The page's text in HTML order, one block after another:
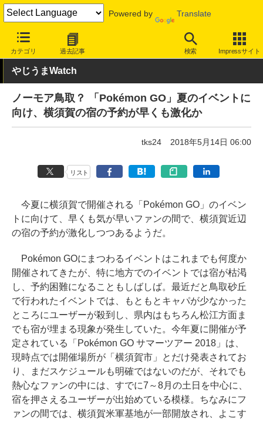
Powered by Translate
カテゴリ 過去記事 検索 Impressサイト
INTERNET Watch トピック
やじうまWatch
ノーモア鳥取？ 「Pokémon GO」夏のイベントに
向け、横須賀の宿の予約が早くも激化か
tks24 2018年5月14日 06:00
リスト
今夏に横須賀で開催される「Pokémon GO」のイベン
トに向けて、早くも気が早いファンの間で、横須賀近辺
の宿の予約が激化しつつあるようだ。
Pokémon GOにまつわるイベントはこれまでも何度か
開催されてきたが、特に地方でのイベントでは宿が枯渇
し、予約困難になることもしばしば。最近だと鳥取砂丘
で行われたイベントでは、もともとキャパが少なかった
ところにユーザーが殺到し、県内はもちろん松江方面ま
でも宿が埋まる現象が発生していた。今年夏に開催が予
定されている「Pokémon GO サマーツアー 2018」は、
現時点では開催場所が「横須賀市」とだけ発表されてお
り、まだスケジュールも明確ではないのだが、それでも
熱心なファンの中には、すでに7～8月の土日を中心に、
宿を押さえるユーザーが出始めている模様。ちなみにフ
ァンの間では、横須賀米軍基地が一部開放され、よこす